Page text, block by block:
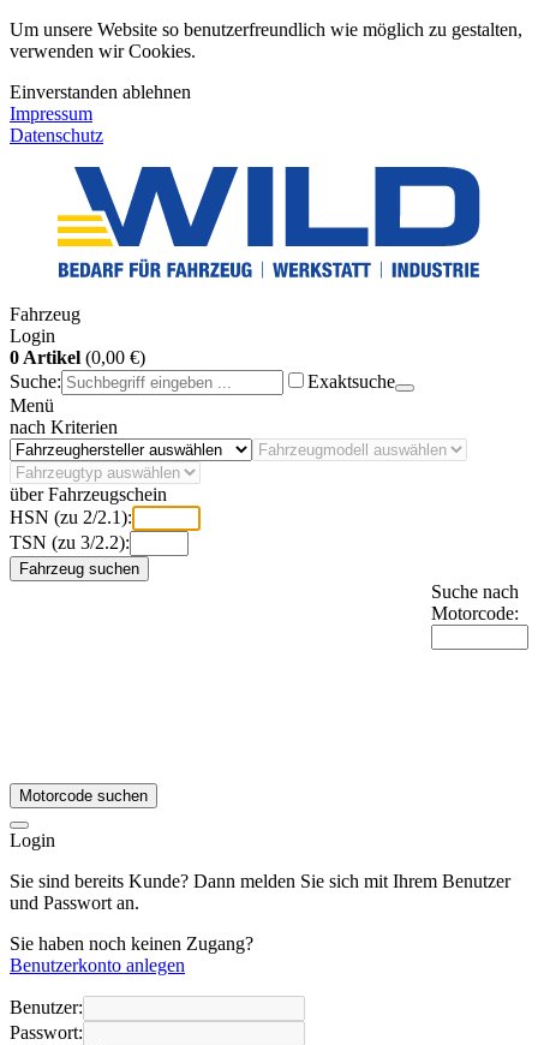
Um unsere Website so benutzerfreundlich wie möglich zu gestalten,
verwenden wir Cookies.
Einverstanden ablehnen
Impressum
Datenschutz
Fahrzeug
Login
0 Artikel (0,00 €)
Suche:
Exaktsuche
Menü
nach Kriterien
über Fahrzeugschein
HSN (zu 2/2.1):
TSN (zu 3/2.2):
Fahrzeug suchen
Suche nach
Motorcode:
Motorcode suchen
Login
Sie sind bereits Kunde? Dann melden Sie sich mit Ihrem Benutzer
und Passwort an.
Sie haben noch keinen Zugang?
Benutzerkonto anlegen
Benutzer:
Passwort: